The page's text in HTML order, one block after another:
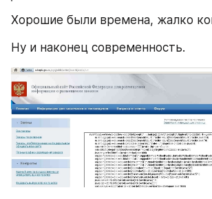
Хорошие были времена, жалко
Ну и наконец современность.